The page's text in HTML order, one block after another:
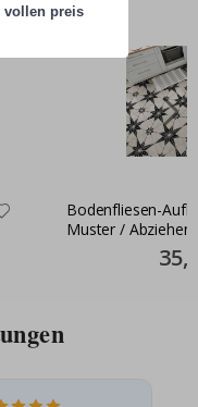
Bodenfliesen-
Muster /
Price
vollen preis